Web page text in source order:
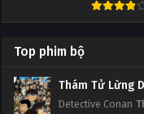
Top phim bộ
Thám Tử Lừng
Detective Conan